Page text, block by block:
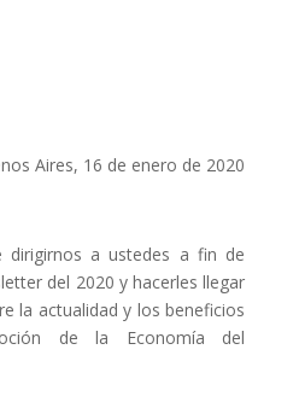
Aires, 16 de enero de 2020
dirigirnos a ustedes a fin de
del 2020 y hacerles llegar
la actualidad y los beneficios
de la Economía del